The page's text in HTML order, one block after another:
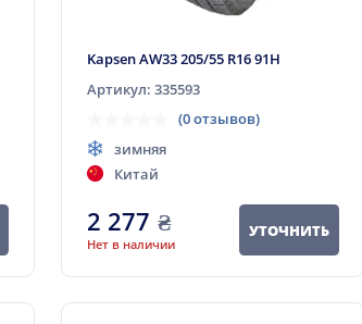
Kapsen AW33 205/55 R16 91H
Артикул: 335593
(0 отзывов)
зимняя
Китай
2 277 ₴
Нет в наличии
УТОЧНИТЬ